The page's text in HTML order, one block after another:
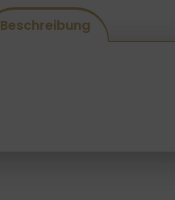
Beschreibung